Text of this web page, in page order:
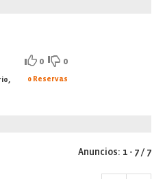
0 0
0 Reservas
Anuncios: 1 - 7 / 7